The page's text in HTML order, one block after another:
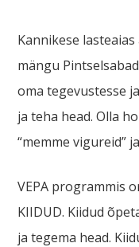
Kannikese
mängu
oma tegevustesse
ja teha head. Olla
“memme vigureid”
VEPA programmis
KIIDUD. Kiidud
ja tegema head.